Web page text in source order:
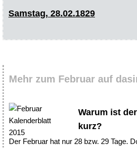
Samstag, 28.02.1829
Mehr zum Februar auf
Warum ist
kurz?
Der Februar hat nur 28 bzw. 29 Tage.